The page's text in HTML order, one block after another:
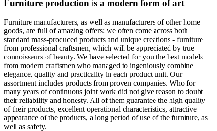
Furniture production is a modern form of art
Furniture manufacturers, as well as manufacturers of other home
goods, are full of amazing offers: we often come across both
standard mass-produced products and unique creations - furniture
from professional craftsmen, which will be appreciated by true
connoisseurs of beauty. We have selected for you the best models
from modern craftsmen who managed to ingeniously combine
elegance, quality and practicality in each product unit. Our
assortment includes products from proven companies. Who for
many years of continuous joint work did not give reason to doubt
their reliability and honesty. All of them guarantee the high quality
of their products, excellent operational characteristics, attractive
appearance of the products, a long period of use of the furniture, as
well as safety.